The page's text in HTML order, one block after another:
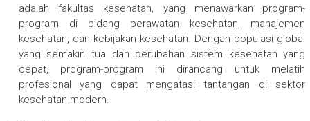
adalah fakultas kesehatan, yang menawarkan program-
program di bidang perawatan kesehatan, manajemen
kesehatan, dan kebijakan kesehatan. Dengan populasi global
yang semakin tua dan perubahan sistem kesehatan yang
cepat, program-program ini dirancang untuk melatih
profesional yang dapat mengatasi tantangan di sektor
kesehatan modern.